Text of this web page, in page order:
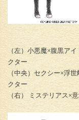
（左）小悪魔×腹黒
クター
（中央）セクシー×浮
クター
（右） ミステリアス×